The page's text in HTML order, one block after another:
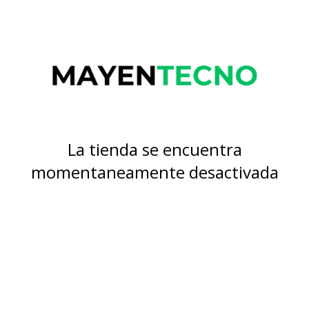
La tienda se encuentra
momentaneamente desactivada